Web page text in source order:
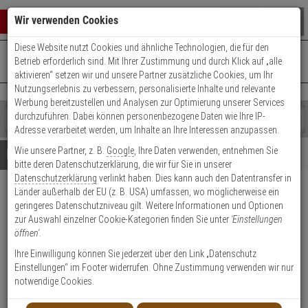
0 ARTIKEL IM WARENKORB
Ihr Warenkorb ist momentan leer.
Ergebnisse ()
Fertig
Shop
durchsuchen
Bitte
geben
Sie
mindestens
Zeichen
ein,
um
Suche
Es
wurde
noch
Kategorien
Suche
gestartet
+49 (0)821 899 493-0Mo. - Do.: 8:00 - 16:30 | Fr.: 8:00 - 14:00 Uhr
Kontaktservice nutzen
Details Beratung
reer 71050 Schrank- und
Schubladensicherung B-Ware
Produktmerkmale B-Ware
Wir verwenden Cookies
Diese Website nutzt Cookies und ähnliche Technologien, die für den
Betrieb erforderlich sind. Mit Ihrer Zustimmung und durch Klick auf „alle
aktivieren“ setzen wir und unsere Partner zusätzliche Cookies, um Ihr
Nutzungserlebnis zu verbessern, personalisierte Inhalte und relevante
Werbung bereitzustellen und Analysen zur Optimierung unserer Services
durchzuführen. Dabei können personenbezogene Daten wie Ihre IP-
Adresse verarbeitet werden, um Inhalte an Ihre Interessen anzupassen.
Wie unsere Partner, z. B. Google , Ihre Daten verwenden, entnehmen Sie
bitte deren Datenschutzerklärung, die wir für Sie in unserer
Datenschutzerklärung verlinkt haben. Dies kann auch den Datentransfer in
Länder außerhalb der EU (z. B. USA) umfassen, wo möglicherweise ein
geringeres Datenschutzniveau gilt. Weitere Informationen und Optionen
zur Auswahl einzelner Cookie-Kategorien finden Sie unter 'Einstellungen
öffnen'.
Ihre Einwilligung können Sie jederzeit über den Link „Datenschutz
Einstellungen“ im Footer widerrufen. Ohne Zustimmung verwenden wir nur
notwendige Cookies.